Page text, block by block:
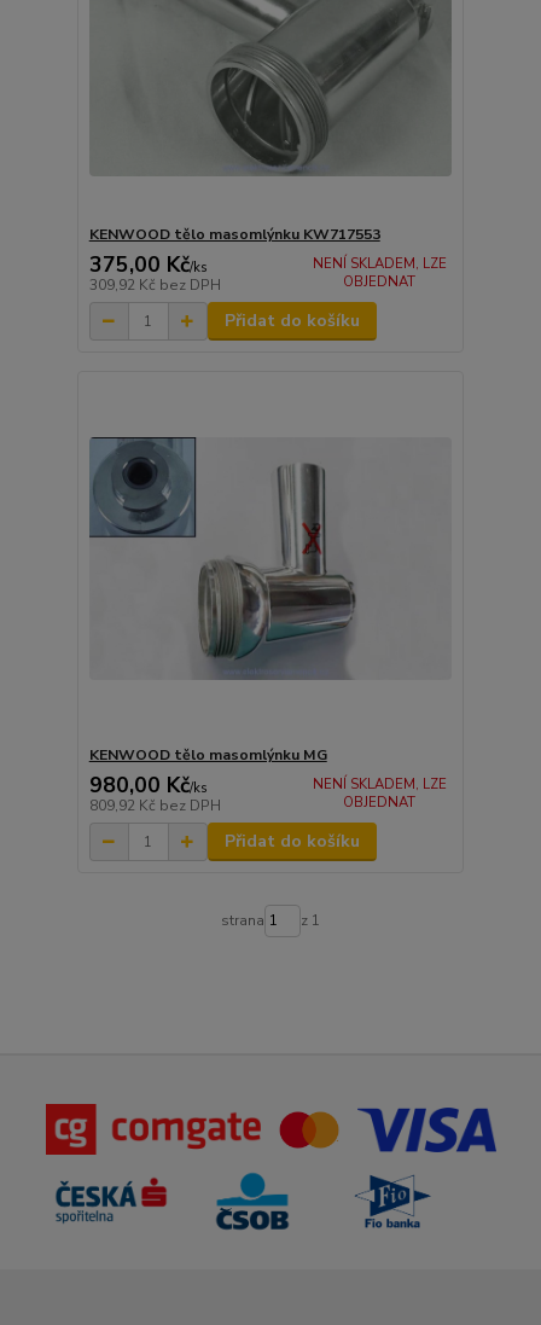
KENWOOD tělo masomlýnku KW717553
375,00 Kč/ks
309,92 Kč bez DPH
NENÍ SKLADEM, LZE
OBJEDNAT
Přidat do košíku
KENWOOD tělo masomlýnku MG
980,00 Kč/ks
809,92 Kč bez DPH
NENÍ SKLADEM, LZE
OBJEDNAT
Přidat do košíku
strana z 1